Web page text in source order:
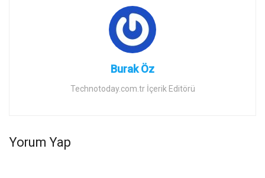
Burak Öz
Technotoday.com.tr İçerik Editörü
Yorum Yap